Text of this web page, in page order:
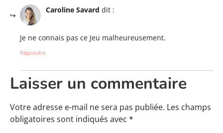
Caroline Savard dit :
Je ne connais pas ce Jeu malheureusement.
Répondre
Laisser un commentaire
Votre adresse e-mail ne sera pas publiée. Les champs
obligatoires sont indiqués avec *